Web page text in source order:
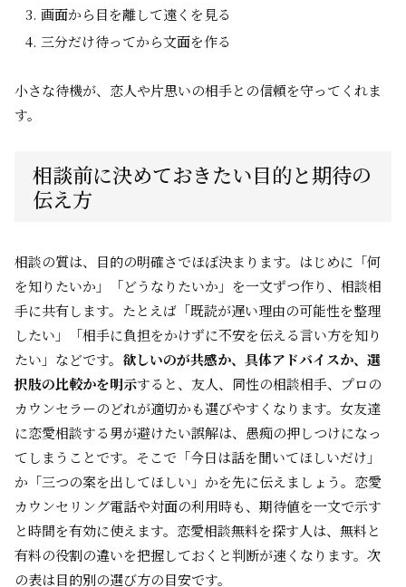
画面から目を離して遠くを見る
三分だけ待ってから文面を作る
小さな待機が、恋人や片思いの相手との信頼を守ってくれま
す。
相談前に決めておきたい目的と期待の
伝え方
相談の質は、目的の明確さでほぼ決まります。はじめに「何
を知りたいか」「どうなりたいか」を一文ずつ作り、相談相
手に共有します。たとえば「既読が遅い理由の可能性を整理
したい」「相手に負担をかけずに不安を伝える言い方を知り
たい」などです。 欲しいのが共感か、具体アドバイスか、選
択肢の比較かを明示すると、友人、同性の相談相手、プロの
カウンセラーのどれが適切かも選びやすくなります。女友達
に恋愛相談する男が避けたい誤解は、愚痴の押しつけになっ
てしまうことです。そこで「今日は話を聞いてほしいだけ」
か「三つの案を出してほしい」かを先に伝えましょう。恋愛
カウンセリング電話や対面の利用時も、期待値を一文で示す
と時間を有効に使えます。恋愛相談無料を探す人は、無料と
有料の役割の違いを把握しておくと判断が速くなります。次
の表は目的別の選び方の目安です。